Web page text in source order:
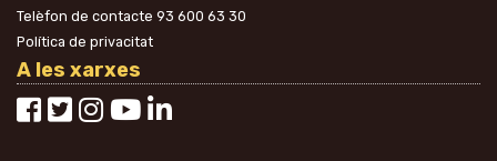
Telèfon de contacte 93 600 63 30
Política de privacitat
A les xarxes